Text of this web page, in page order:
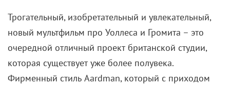
Трогательный, изобретательный и увлекательный,
новый мультфильм про Уоллеса и Громита – это
очередной отличный проект британской студии,
которая существует уже более полувека.
Фирменный стиль Aardman, который с приходом